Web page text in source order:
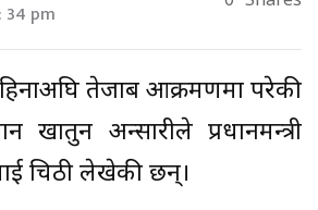
34 pm
तेजाब आक्रमणमा परेकी
खातुन अन्सारीले प्रधानमन्त्री
चिठी लेखेकी छन्।